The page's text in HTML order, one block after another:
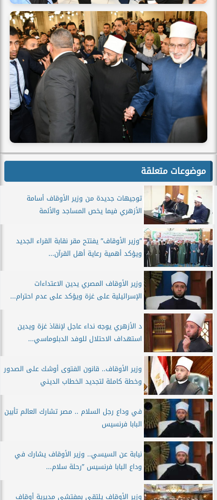
موضوعات متعلقة
توجيهات جديدة من وزير الأوقاف أسامة
الأزهري فيما يخص المساجد والأئمة
”وزير الأوقاف” يفتتح مقر نقابة القراء الجديد
ويؤكد أهمية رعاية أهل القرآن...
وزير الأوقاف المصري يدين الاعتداءات
الإسرائيلية على غزة ويؤكد على عدم احترام...
د الأزهري يوجه نداء عاجل لإنقاذ غزة ويدين
استهداف الاحتلال للوفد الدبلوماسي...
وزير الأوقاف.. قانون الفتوى أوشك على الصدور
وخطة كاملة لتجديد الخطاب الديني
في وداع رجل السلام .. مصر تشارك العالم تأبين
البابا فرنسيس
نيابة عن السيسي.. وزير الأوقاف يشارك في
وداع البابا فرنسيس ”رحلة سلام...
وزير الأوقاف يلتقي بمفتشي مديرية أوقاف